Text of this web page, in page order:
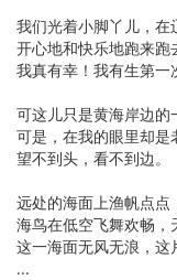
我们光着小脚丫儿，在
开心地和快乐地跑来跑
我真有幸！我有生第一
可这儿只是黄海岸边的
可是，在我的眼里却是
望不到头，看不到边。
远处的海面上渔帆点点
海鸟在低空飞舞欢畅，
这一海面无风无浪，这
...